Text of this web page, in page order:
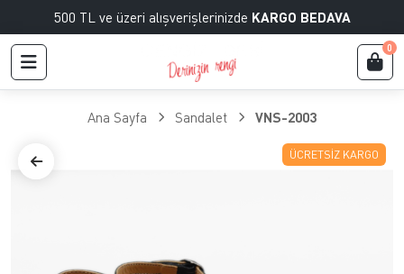
500 TL ve üzeri alışverişlerinizde KARGO BEDAVA
0
Ana Sayfa Sandalet VNS-2003
ÜCRETSIZ KARGO